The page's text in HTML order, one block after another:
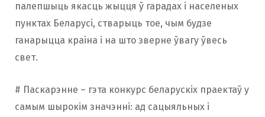
палепшыць якасць жыцця ў гарадах і населеных
пунктах Беларусі, стварыць тое, чым будзе
ганарыцца краіна і на што зверне ўвагу ўвесь
свет.
# Паскарэнне – гэта конкурс беларускіх праектаў у
самым шырокім значэнні: ад сацыяльных і